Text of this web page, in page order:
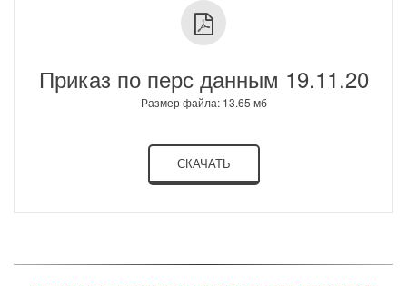
Приказ по перс данным 19.11.20
Размер файла: 13.65 мб
СКАЧАТЬ